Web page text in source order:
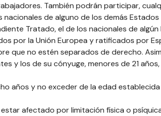
También podrán participar,
de alguno de los demás
Tratado, el de los nacionales de
por la Unión Europea y ratificados por
que no estén separados de derecho.
y los de su cónyuge, menores de 21
años y no exceder de la edad
afectado por limitación física o